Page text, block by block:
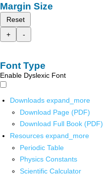
Margin Size
Reset
+
-
Font Type
Enable Dyslexic Font
Downloads expand_more
Download Page (PDF)
Download Full Book (PDF)
Resources expand_more
Periodic Table
Physics Constants
Scientific Calculator